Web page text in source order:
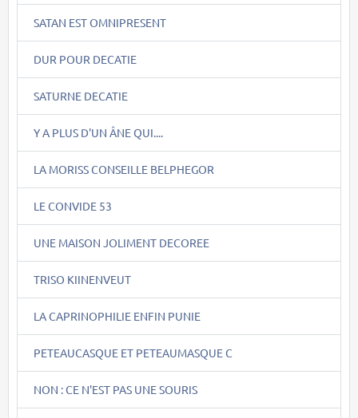
SATAN EST OMNIPRESENT
DUR POUR DECATIE
SATURNE DECATIE
Y A PLUS D'UN ÂNE QUI....
LA MORISS CONSEILLE BELPHEGOR
LE CONVIDE 53
UNE MAISON JOLIMENT DECOREE
TRISO KIINENVEUT
LA CAPRINOPHILIE ENFIN PUNIE
PETEAUCASQUE ET PETEAUMASQUE C
NON : CE N'EST PAS UNE SOURIS